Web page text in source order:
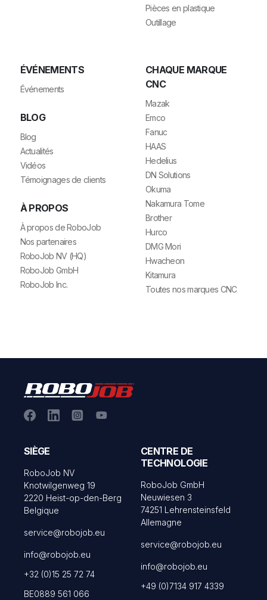
Pièces en plastique
Outillage
ÉVÉNEMENTS
Événements
BLOG
Blog
Actualités
Vidéos
Témoignages de clients
À PROPOS
À propos de RoboJob
Nos partenaires
RoboJob NV (HQ)
RoboJob GmbH
RoboJob Inc.
CHAQUE MARQUE
CNC
Mazak
Emco
Fanuc
HAAS
Hedelius
DN Solutions
Okuma
Nakamura Tome
Brother
Hurco
DMG Mori
Hwacheon
Kitamura
Toutes nos marques CNC
SIÈGE
RoboJob NV
Knotwilgenweg 19
2220 Heist-op-den-Berg
Belgique
service@robojob.eu
info@robojob.eu
+32 (0)15 25 72 74
BE0889 561 066
CENTRE DE
TECHNOLOGIE
RoboJob GmbH
Neuwiesen 3
74251 Lehrensteinsfeld
Allemagne
service@robojob.eu
info@robojob.eu
+49 (0)7134 917 4339